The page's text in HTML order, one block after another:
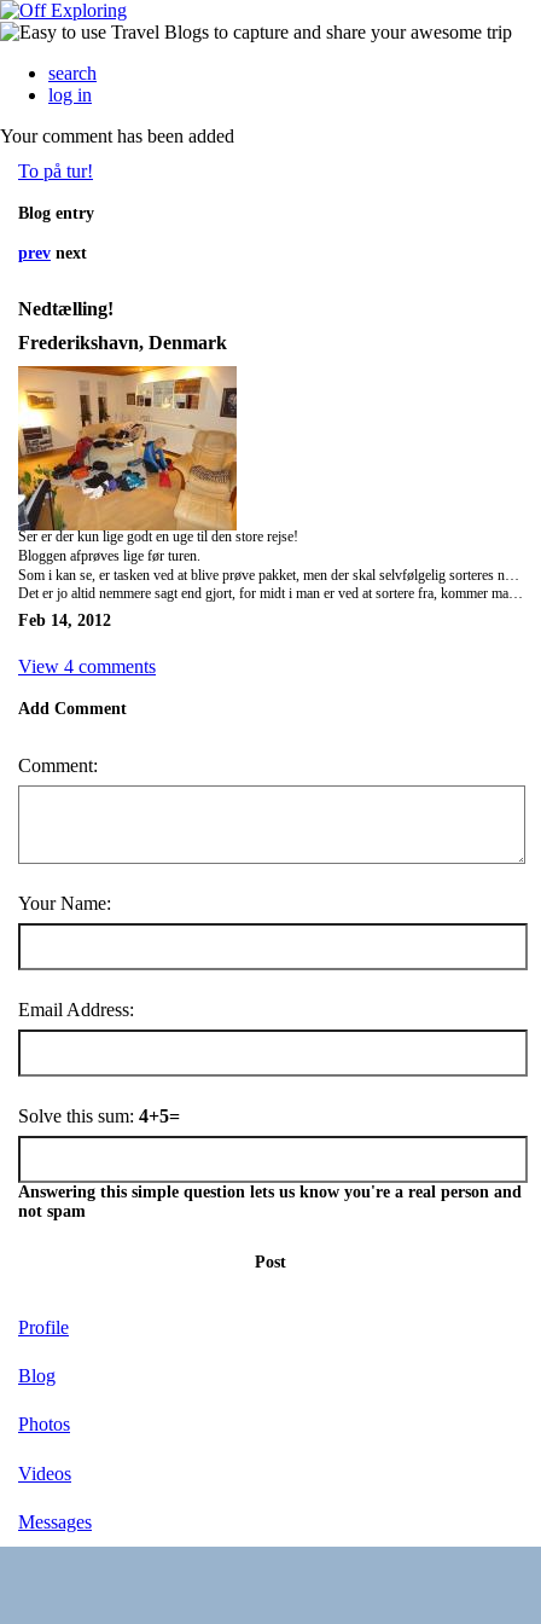
search
log in
Your comment has been added
To på tur!
Blog entry
prev next
Nedtælling!
Frederikshavn, Denmark
Ser er der kun lige godt en uge til den store rejse!
Bloggen afprøves lige før turen.
Som i kan se, er tasken ved at blive prøve pakket, men der skal selvfølgelig sorteres noget fra - surprise!
Det er jo altid nemmere sagt end gjort, for midt i man er ved at sortere fra, kommer man jo i tanke om, at man har glemt at pakke noget ned - damned!
Feb 14, 2012
View 4 comments
Add Comment
Comment:
Your Name:
Email Address:
Solve this sum: 4+5=
Answering this simple question lets us know you're a real person and
not spam
Post
Profile
Blog
Photos
Videos
Messages